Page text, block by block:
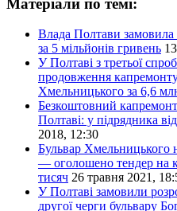
Влада Полтави
за 5 мільйонів гривень
У Полтаві з третьої
продовження
Хмельницького за 6,6
Безкоштовний
Полтаві: у підрядника
2018, 12:30
Бульвар Хмельницького
— оголошено тендер на
тисяч 26 травня 2021,
У Полтаві замовили
другої черги бульвару